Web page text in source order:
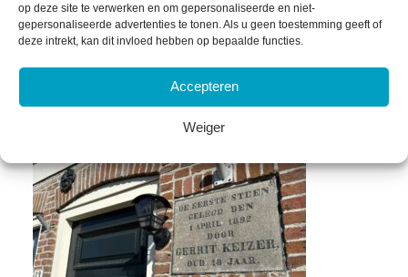
op deze site te verwerken en om gepersonaliseerde en niet-
gepersonaliseerde advertenties te tonen. Als u geen toestemming geeft of
deze intrekt, kan dit invloed hebben op bepaalde functies.
Accepteren
Weiger
deel uit van een wandelroute die langs historische
plekken voert, waaronder deze woning. De historie in
de natuur, maakt de Leysterstreek 13 een bijzondere